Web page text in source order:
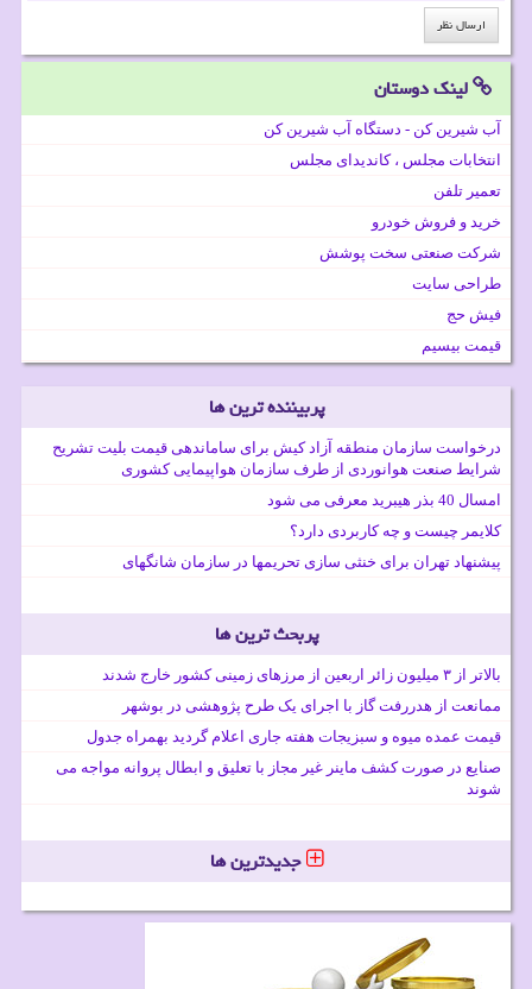
لینک دوستان
آب شیرین کن - دستگاه آب شیرین کن
انتخابات مجلس ، کاندیدای مجلس
تعمیر تلفن
خرید و فروش خودرو
شرکت صنعتی سخت پوشش
طراحی سایت
فیش حج
قیمت بیسیم
پربیننده ترین ها
درخواست سازمان منطقه آزاد کیش برای ساماندهی قیمت بلیت تشریح
شرایط صنعت هوانوردی از طرف سازمان هواپیمایی کشوری
امسال 40 بذر هیبرید معرفی می شود
کلایمر چیست و چه کاربردی دارد؟
پیشنهاد تهران برای خنثی سازی تحریمها در سازمان شانگهای
پربحث ترین ها
بالاتر از ۳ میلیون زائر اربعین از مرزهای زمینی کشور خارج شدند
ممانعت از هدررفت گاز با اجرای یک طرح پژوهشی در بوشهر
قیمت عمده میوه و سبزیجات هفته جاری اعلام گردید بهمراه جدول
صنایع در صورت کشف ماینر غیر مجاز با تعلیق و ابطال پروانه مواجه می
شوند
جدیدترین ها